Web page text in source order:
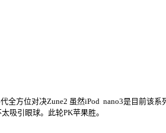
全方位对决Zune2 虽然iPod nano3是目前该
吸引眼球。此轮PK苹果胜。